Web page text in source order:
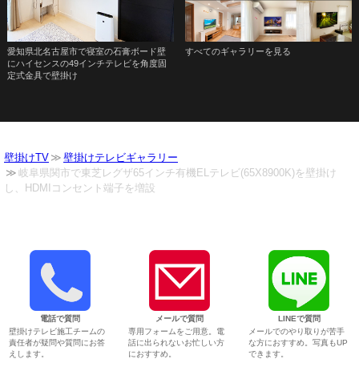
愛知県北名古屋市で寝室の石膏ボード壁
にハイセンスの49インチテレビを角度固
定式金具で壁掛け
すべてのギャラリーを見る
壁掛けTV
壁掛けテレビギャラリー
岐阜県関市で東芝レグザ65インチ有機ELテレビ(65X8900K)を壁掛け
し、HDMIコンセント端子を増設
電話で質問
壁掛けテレビ施工チームの
責任者が疑問や質問にお答
えします。
メールで質問
専用フォームをご用意。電
話に出られないお忙しい方
におすすめ。
LINEで質問
メールでのやり取りが苦手
な方におすすめ。写真もUP
できます。